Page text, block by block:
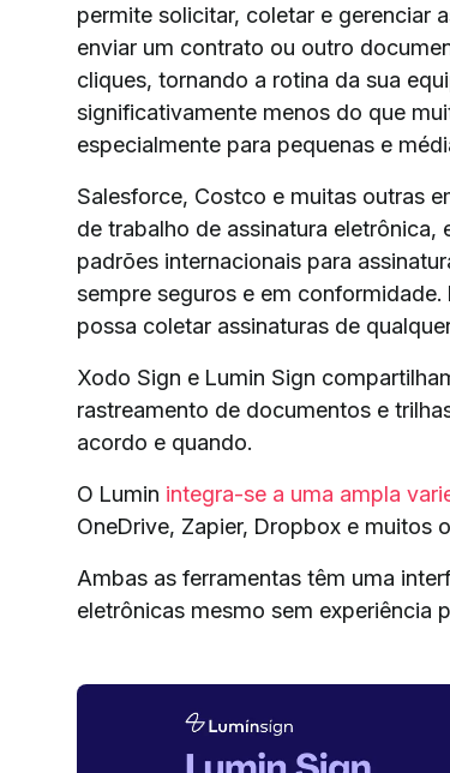
permite solicitar, coletar e gerenciar
enviar um contrato ou outro
cliques, tornando a rotina da sua
significativamente menos do que
especialmente para pequenas e
Salesforce, Costco e muitas outras
de trabalho de assinatura
padrões internacionais para
sempre seguros e em
possa coletar assinaturas de
Xodo Sign e Lumin Sign
rastreamento de documentos e
acordo e quando.
O Lumin integra-se a uma ampla
OneDrive, Zapier, Dropbox e muitos
Ambas as ferramentas têm uma
eletrônicas mesmo sem experiência